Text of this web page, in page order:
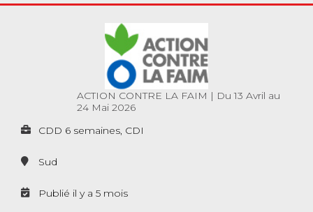
ACTION CONTRE LA FAIM | Du 13 Avril au
24 Mai 2026
CDD 6 semaines, CDI
Sud
Publié il y a 5 mois